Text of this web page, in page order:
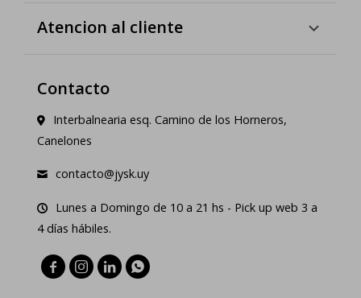
Atencion al cliente
Contacto
Interbalnearia esq. Camino de los Horneros,
Canelones
contacto@jysk.uy
Lunes a Domingo de 10 a 21 hs - Pick up web 3 a
4 días hábiles.
   